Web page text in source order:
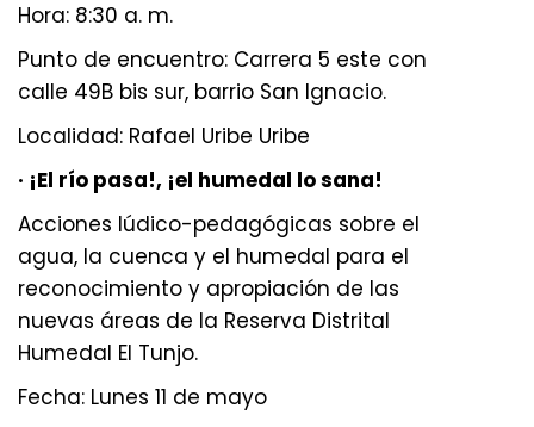
Hora: 8:30 a. m.
Punto de encuentro: Carrera 5 este con
calle 49B bis sur, barrio San Ignacio.
Localidad: Rafael Uribe Uribe
· ¡El río pasa!, ¡el humedal lo sana!
Acciones lúdico-pedagógicas sobre el
agua, la cuenca y el humedal para el
reconocimiento y apropiación de las
nuevas áreas de la Reserva Distrital
Humedal El Tunjo.
Fecha: Lunes 11 de mayo